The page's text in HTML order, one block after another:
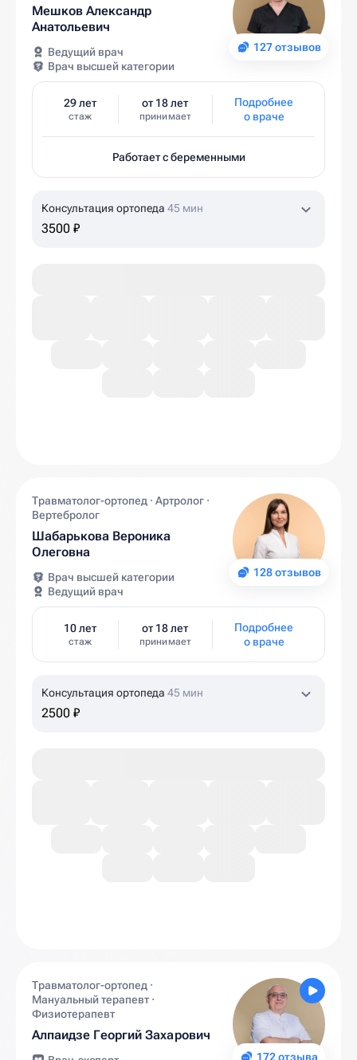
127 отзывов
Мешков Александр
Анатольевич
Ведущий врач
Врач высшей категории
29 лет
стаж
от 18 лет
принимает
Подробнее
о враче
Работает с беременными
Консультация ортопеда 45 мин
3500 ₽
128 отзывов
Травматолог-ортопед · Артролог ·
Вертебролог
Шабарькова Вероника
Олеговна
Врач высшей категории
Ведущий врач
10 лет
стаж
от 18 лет
принимает
Подробнее
о враче
Консультация ортопеда 45 мин
2500 ₽
172 отзыва
Травматолог-ортопед ·
Мануальный терапевт ·
Физиотерапевт
Алпаидзе Георгий Захарович